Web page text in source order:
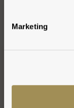
Marketing